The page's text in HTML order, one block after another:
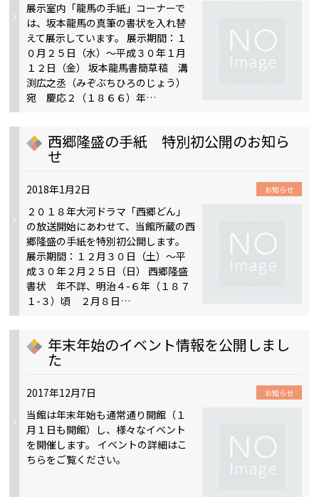
展示室内「龍馬の手紙」コーナーで
は、坂本龍馬の真筆の書状を入れ替
えて展示しています。 展示期間：１
０月２５日（水）～平成３０年１月
１２日（金） 坂本龍馬書簡草稿 溝
渕広之丞（みぞぶちひろのじょう）
宛 慶応２（１８６６）年…
西郷隆盛の手紙 特別初公開のお知ら
せ
2018年1月2日 お知らせ
２０１８年大河ドラマ「西郷どん」
の放送開始にあわせて、当館所蔵の西
郷隆盛の手紙を特別初公開します。
展示期間：１２月３０日（土）～平
成３０年２月２５日（日） 西郷隆盛
書状 年不詳、明治４-６年（１８７
１-３）頃 ２月８日…
年末年始のイベント情報を公開しまし
た
2017年12月7日 お知らせ
当館は年末年始も通常通り開館（１
月１日も開館）し、様々なイベント
を開催します。 イベントの詳細はこ
ちらをご覧ください。